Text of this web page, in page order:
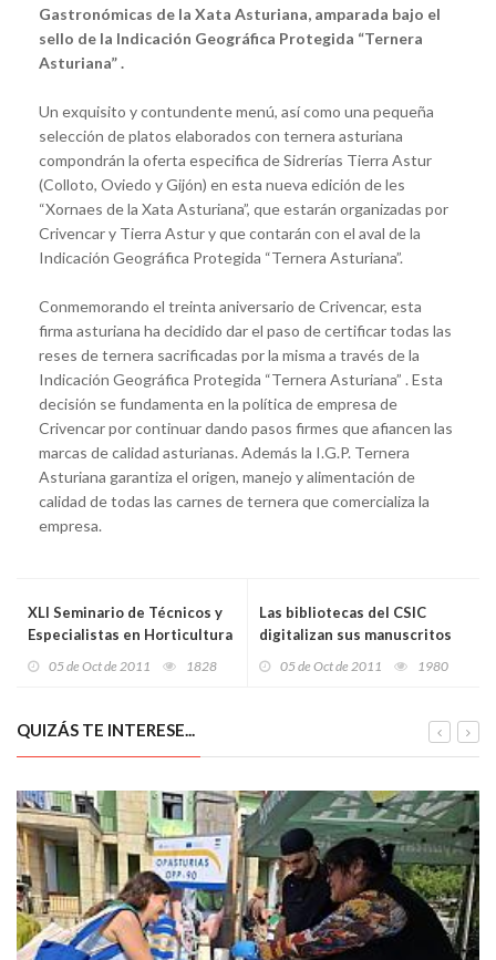
Gastronómicas de la Xata Asturiana, amparada bajo el
sello de la Indicación Geográfica Protegida “Ternera
Asturiana” .
Un exquisito y contundente menú, así como una pequeña
selección de platos elaborados con ternera asturiana
compondrán la oferta especifica de Sidrerías Tierra Astur
(Colloto, Oviedo y Gijón) en esta nueva edición de les
“Xornaes de la Xata Asturiana”, que estarán organizadas por
Crivencar y Tierra Astur y que contarán con el aval de la
Indicación Geográfica Protegida “Ternera Asturiana”.
Conmemorando el treinta aniversario de Crivencar, esta
firma asturiana ha decidido dar el paso de certificar todas las
reses de ternera sacrificadas por la misma a través de la
Indicación Geográfica Protegida “Ternera Asturiana” . Esta
decisión se fundamenta en la política de empresa de
Crivencar por continuar dando pasos firmes que afiancen las
marcas de calidad asturianas. Además la I.G.P. Ternera
Asturiana garantiza el origen, manejo y alimentación de
calidad de todas las carnes de ternera que comercializa la
empresa.
XLI Seminario de Técnicos y
Especialistas en Horticultura
05 de Oct de 2011 1828
Las bibliotecas del CSIC
digitalizan sus manuscritos
05 de Oct de 2011 1980
QUIZÁS TE INTERESE...